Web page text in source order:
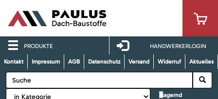
PRODUKTE HANDWERKERLOGIN
Kontakt Impressum AGB Datenschutz Versand Widerruf Aktuelles
lagernd